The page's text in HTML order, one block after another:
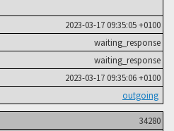
2023-03-17 09:35:05 +0100
waiting_response
waiting_response
2023-03-17 09:35:06 +0100
outgoing
34280